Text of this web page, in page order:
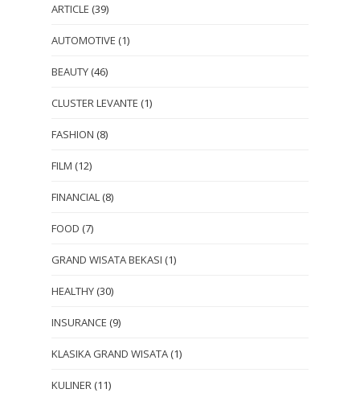
ARTICLE (39)
AUTOMOTIVE (1)
BEAUTY (46)
CLUSTER LEVANTE (1)
FASHION (8)
FILM (12)
FINANCIAL (8)
FOOD (7)
GRAND WISATA BEKASI (1)
HEALTHY (30)
INSURANCE (9)
KLASIKA GRAND WISATA (1)
KULINER (11)